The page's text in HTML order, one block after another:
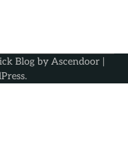
Blog by Ascendoor |
.